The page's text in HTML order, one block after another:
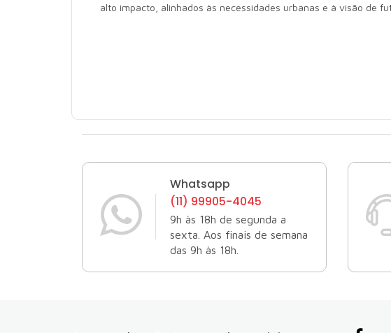
alto impacto, alinhados às necessidades urbanas e à visão de
Whatsapp
(11) 99905-4045
9h às 18h de segunda a
sexta. Aos finais de semana
das 9h às 18h.